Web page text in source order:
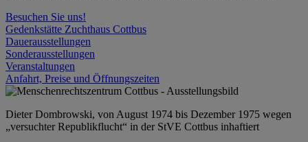
Besuchen Sie uns!
Gedenkstätte Zuchthaus Cottbus
Dauerausstellungen
Sonderausstellungen
Veranstaltungen
Anfahrt, Preise und Öffnungszeiten
Dieter Dombrowski, von August 1974 bis Dezember 1975 wegen
„versuchter Republikflucht“ in der StVE Cottbus inhaftiert